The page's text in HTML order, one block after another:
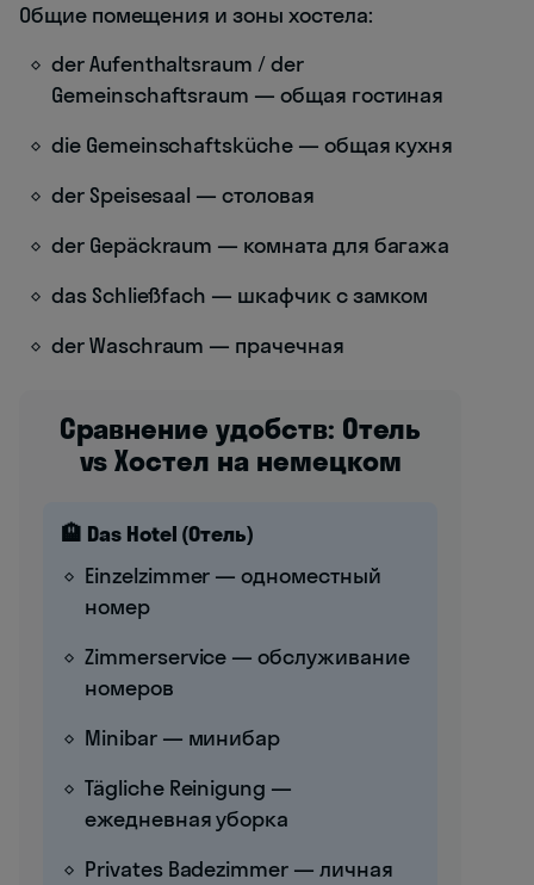
Общие помещения и зоны хостела:
der Aufenthaltsraum / der
Gemeinschaftsraum — общая гостиная
die Gemeinschaftsküche — общая кухня
der Speisesaal — столовая
der Gepäckraum — комната для багажа
das Schließfach — шкафчик с замком
der Waschraum — прачечная
Сравнение удобств: Отель
vs Хостел на немецком
🏨 Das Hotel (Отель)
Einzelzimmer — одноместный
номер
Zimmerservice — обслуживание
номеров
Minibar — минибар
Tägliche Reinigung —
ежедневная уборка
Privates Badezimmer — личная